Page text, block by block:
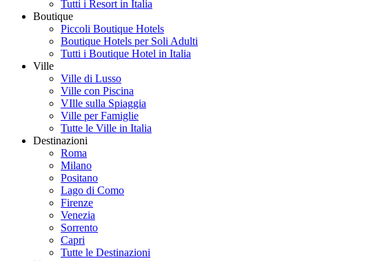
Tutti i Resort in Italia
Boutique
Piccoli Boutique Hotels
Boutique Hotels per Soli Adulti
Tutti i Boutique Hotel in Italia
Ville
Ville di Lusso
Ville con Piscina
VIlle sulla Spiaggia
Ville per Famiglie
Tutte le Ville in Italia
Destinazioni
Roma
Milano
Positano
Lago di Como
Firenze
Venezia
Sorrento
Capri
Tutte le Destinazioni